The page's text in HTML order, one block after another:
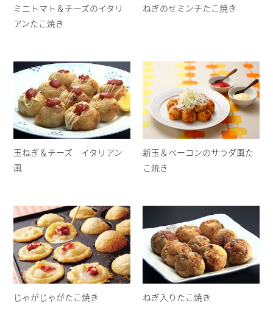
ミニトマト＆チーズのイタリ
アンたこ焼き
ねぎのせミンチたこ焼き
玉ねぎ＆チーズ イタリアン
風
新玉＆ベーコンのサラダ風た
こ焼き
じゃがじゃがたこ焼き ねぎ入りたこ焼き